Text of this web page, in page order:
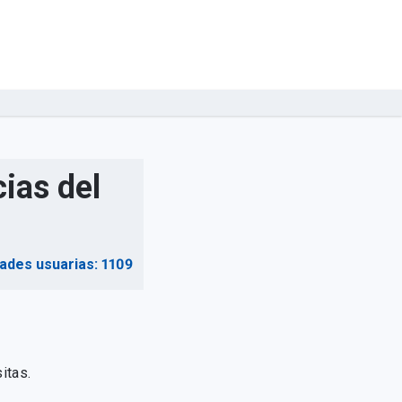
del
usuarias: 1109